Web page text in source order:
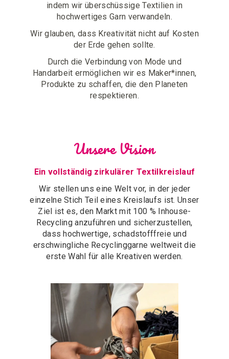
indem wir überschüssige Textilien in
hochwertiges Garn verwandeln.
Wir glauben, dass Kreativität nicht auf Kosten
der Erde gehen sollte.
Durch die Verbindung von Mode und
Handarbeit ermöglichen wir es Maker*innen,
Produkte zu schaffen, die den Planeten
respektieren.
Unsere Vision
Ein vollständig zirkulärer Textilkreislauf
Wir stellen uns eine Welt vor, in der jeder
einzelne Stich Teil eines Kreislaufs ist. Unser
Ziel ist es, den Markt mit 100 % Inhouse-
Recycling anzuführen und sicherzustellen,
dass hochwertige, schadstofffreie und
erschwingliche Recyclinggarne weltweit die
erste Wahl für alle Kreativen werden.